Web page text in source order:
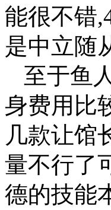
能很不错
是中立随
至于鱼
身费用比
几款让馆
量不行了
德的技能